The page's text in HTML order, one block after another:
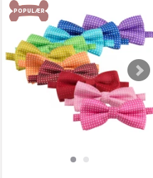
POPULÆR